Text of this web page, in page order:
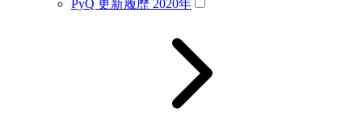
PyQ 更新履歴 2020年